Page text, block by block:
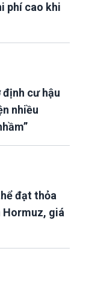
phí cao khi
định cư hậu
nhiều
đạt thỏa
Hormuz, giá